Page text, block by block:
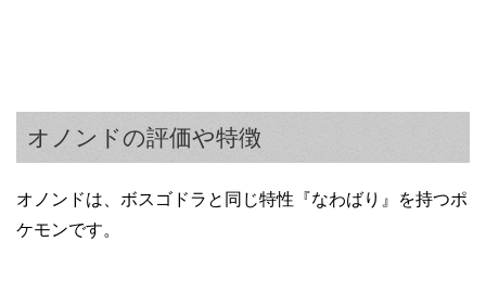
オノンドの評価や特徴
オノンドは、ボスゴドラと同じ特性『なわばり』を持つポ
ケモンです。